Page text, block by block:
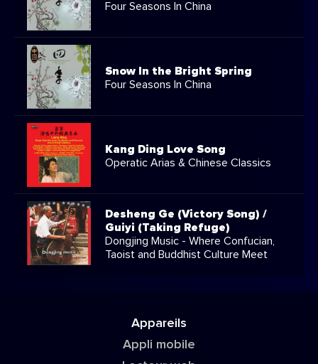
Four Seasons In China
Snow In the Bright Spring
Four Seasons In China
Kang Ding Love Song
Operatic Arias & Chinese Classics
Desheng Ge (Victory Song) /
Guiyi (Taking Refuge)
Dongjing Music - Where Confucian,
Taoist and Buddhist Culture Meet
Appareils
Appli mobile